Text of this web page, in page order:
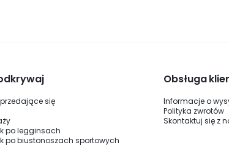
się
po legginsach
po biustonoszach sportowych
Obsługa
Informacje o
Polityka zwrotów
Skontaktuj się z